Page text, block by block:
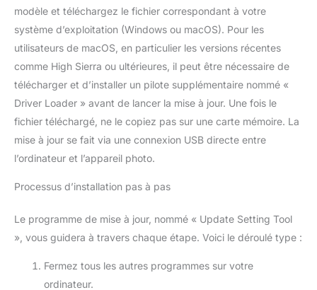
paquets (1M + 1M) de
câbles de charge Micro
USB conviennent à toutes
utilisés librement dans
votre chambre, votre
bureau, le siège arrière de
votre voiture. Vous n'aurez
plus à vous soucier de la
longueur du câble Android.
de vie du câble.
【Longueur idéale】 Vous
pouvez utiliser votre
sur le canapé. Vous pouvez
également l’utiliser
librement dans la chambre,
au bureau ou même sur la
modèle et téléchargez le fichier correspondant à votre
système d’exploitation (Windows ou macOS). Pour les
utilisateurs de macOS, en particulier les versions récentes
comme High Sierra ou ultérieures, il peut être nécessaire de
télécharger et d’installer un pilote supplémentaire nommé «
Driver Loader » avant de lancer la mise à jour. Une fois le
fichier téléchargé, ne le copiez pas sur une carte mémoire. La
mise à jour se fait via une connexion USB directe entre
l’ordinateur et l’appareil photo.
Processus d’installation pas à pas
Le programme de mise à jour, nommé « Update Setting Tool
», vous guidera à travers chaque étape. Voici le déroulé type :
Fermez tous les autres programmes sur votre
ordinateur.